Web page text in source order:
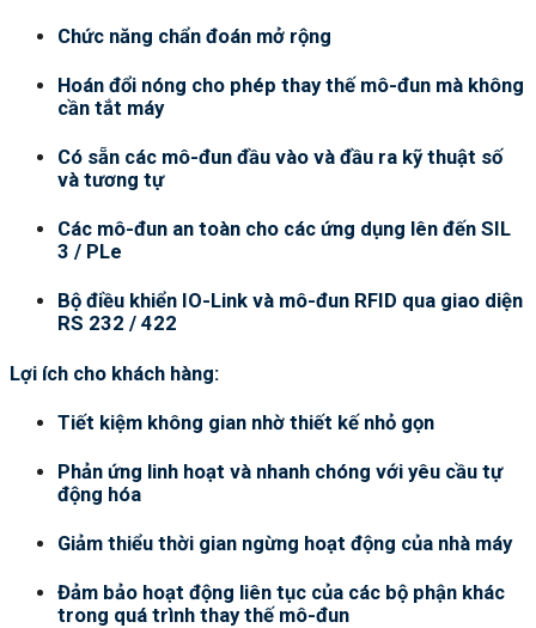
Chức năng chẩn đoán mở rộng
Hoán đổi nóng cho phép thay thế mô-đun mà không
cần tắt máy
Có sẵn các mô-đun đầu vào và đầu ra kỹ thuật số
và tương tự
Các mô-đun an toàn cho các ứng dụng lên đến SIL
3 / PLe
Bộ điều khiển IO-Link và mô-đun RFID qua giao diện
RS 232 / 422
Lợi ích cho khách hàng:
Tiết kiệm không gian nhờ thiết kế nhỏ gọn
Phản ứng linh hoạt và nhanh chóng với yêu cầu tự
động hóa
Giảm thiểu thời gian ngừng hoạt động của nhà máy
Đảm bảo hoạt động liên tục của các bộ phận khác
trong quá trình thay thế mô-đun